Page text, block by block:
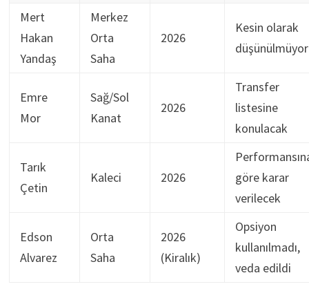
Mert
Hakan
Yandaş
Merkez
Orta
Saha
2026
Kesin olarak
düşünülmüyor
Emre
Mor
Sağ/Sol
Kanat
2026
Transfer
listesine
konulacak
Tarık
Çetin
Kaleci 2026
göre karar
verilecek
Edson
Alvarez
Orta
Saha
2026
(Kiralık)
Opsiyon
kullanılmadı,
veda edildi